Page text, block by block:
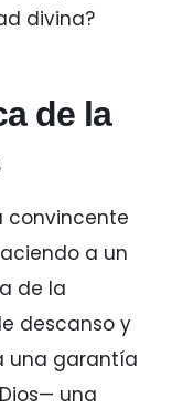
divina?
de la
convincente
a un
de la
descanso y
una garantía
una